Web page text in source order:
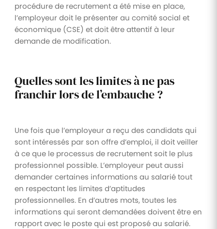
procédure de recrutement a été mise en place,
l’employeur doit le présenter au comité social et
économique (CSE) et doit être attentif à leur
demande de modification.
Quelles sont les limites à ne pas
franchir lors de l’embauche ?
Une fois que l’employeur a reçu des candidats qui
sont intéressés par son offre d’emploi, il doit veiller
à ce que le processus de recrutement soit le plus
professionnel possible. L’employeur peut aussi
demander certaines informations au salarié tout
en respectant les limites d’aptitudes
professionnelles. En d’autres mots, toutes les
informations qui seront demandées doivent être en
rapport avec le poste qui est proposé au salarié.